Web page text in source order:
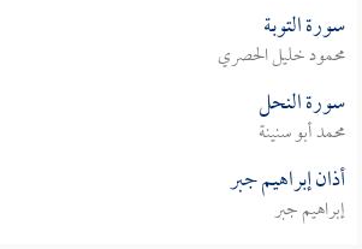
سورة التوبة
محمود خليل الحصري
سورة النحل
محمد أبو سنينة
أذان إبراهيم جبر
إبراهيم جبر